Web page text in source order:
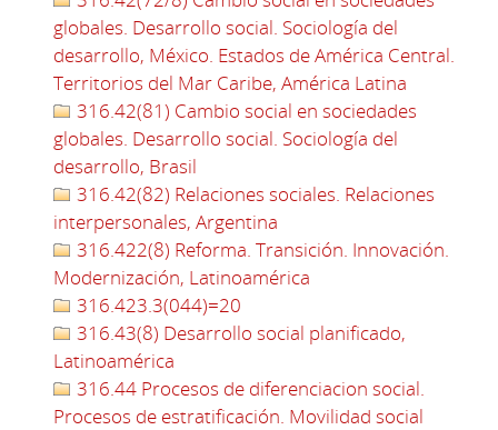
globales. Desarrollo social. Sociología del
desarrollo, México. Estados de América Central.
Territorios del Mar Caribe, América Latina
316.42(81) Cambio social en sociedades
globales. Desarrollo social. Sociología del
desarrollo, Brasil
316.42(82) Relaciones sociales. Relaciones
interpersonales, Argentina
316.422(8) Reforma. Transición. Innovación.
Modernización, Latinoamérica
316.423.3(044)=20
316.43(8) Desarrollo social planificado,
Latinoamérica
316.44 Procesos de diferenciacion social.
Procesos de estratificación. Movilidad social